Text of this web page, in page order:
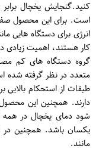
انرژی برای دستگاه هایی
گروه دستگاه های کم
متعدد در نظر گرفته شده
طبقات از استحکام بالایی
شود دمای یخچال در
یکسان باشد. همچنین در
مانند.